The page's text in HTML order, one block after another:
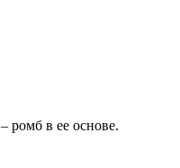
– ромб в ее основе.